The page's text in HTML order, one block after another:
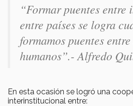
“Formar puentes entre
entre países se logra
formamos puentes
humanos”.- Alfredo
En esta ocasión se logró una
interinstitucional entre: